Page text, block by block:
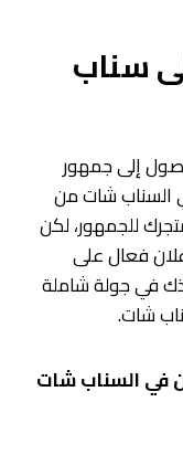
سناب
إلى جمهور
السناب شات من
للجمهور، لكن
فعال على
في جولة شاملة
شات.
في السناب شات